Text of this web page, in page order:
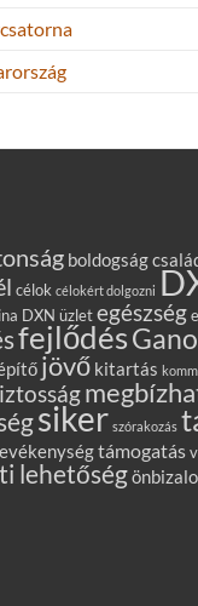
boldogság
célok célokért dolgozni
DXN üzlet egészség
fejlődés
jövő kitartás
siker szórakozás
támogatás
lehetőség